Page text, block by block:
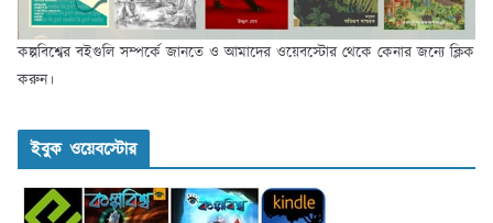
কল্পবিশ্বের বইগুলি সম্পর্কে জানতে ও আমাদের ওয়েবস্টোর থেকে কেনার জন্যে ক্লিক
করুন।
ইবুক ওয়েবস্টোর